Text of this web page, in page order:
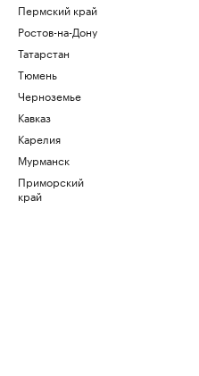
Пермский край
Ростов-на-Дону
Татарстан
Тюмень
Черноземье
Кавказ
Карелия
Мурманск
Приморский
край